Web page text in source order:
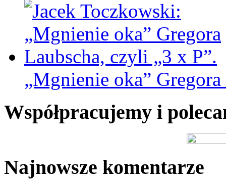
„Mgnienie oka”
Współpracujemy i
Najnowsze komentarze